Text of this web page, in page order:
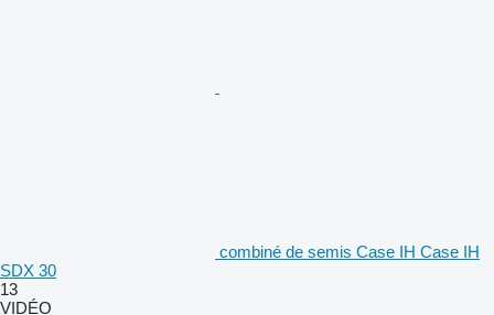
combiné de semis Case IH Case IH
SDX 30
13
VIDÉO